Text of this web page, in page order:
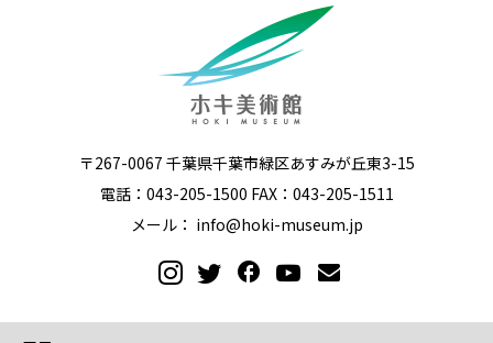
〒267-0067 千葉県千葉市緑区あすみが丘東3-15
電話：043-205-1500 FAX：043-205-1511
メール： info@hoki-museum.jp